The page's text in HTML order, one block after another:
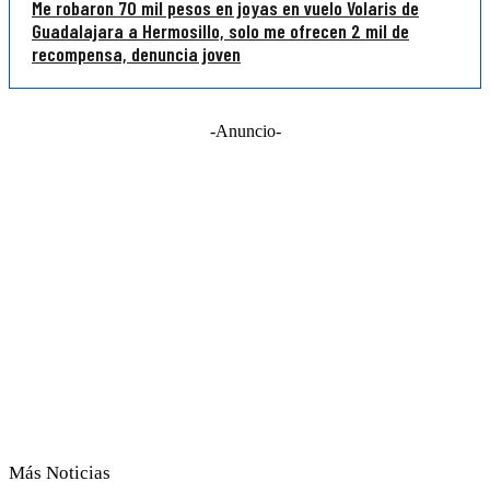
Me robaron 70 mil pesos en joyas en vuelo Volaris de
Guadalajara a Hermosillo, solo me ofrecen 2 mil de
recompensa, denuncia joven
-Anuncio-
Más Noticias